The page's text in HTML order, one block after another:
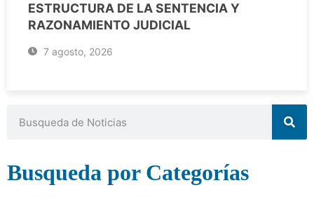
ESTRUCTURA DE LA SENTENCIA Y
RAZONAMIENTO JUDICIAL
7 agosto, 2026
Busqueda por Categorías